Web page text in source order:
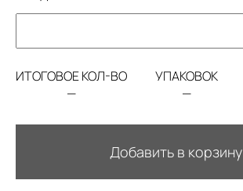
ИТОГОВОЕ КОЛ-ВО
—
УПАКОВОК
—
Добавить в корзину